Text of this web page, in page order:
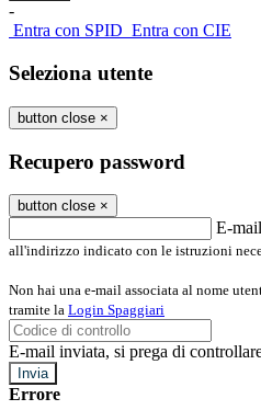
-
Entra con SPID Entra con CIE
Seleziona utente
button close ×
Recupero password
button close ×
E-mail
all'indirizzo indicato con le istruzioni
Non hai una e-mail associata al nome
tramite la Login Spaggiari
E-mail inviata, si prega di
Errore